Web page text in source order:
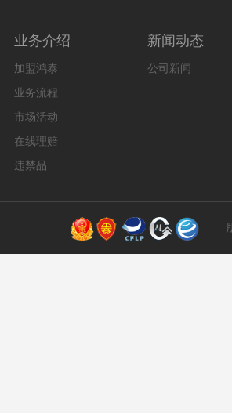
业务介绍
加盟鸿泰
业务流程
市场活动
在线理赔
违禁品
新闻动态
公司新闻